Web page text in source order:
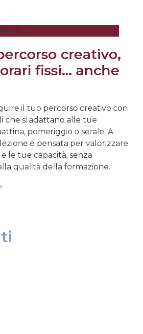
creativo,
fissi… anche
il tuo percorso creativo con
che si adattano alle tue
pomeriggio o serale. A
lezione è pensata per valorizzare
le tue capacità, senza
qualità della formazione.